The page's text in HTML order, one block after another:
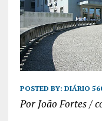
POSTED BY: DIÁRIO
Por João Fortes /